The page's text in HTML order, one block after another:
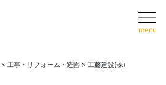
menu
> 工事・リフォーム・造園 > 工藤建設(株)